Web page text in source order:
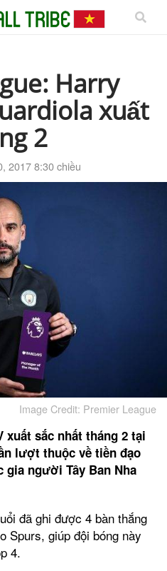
Harry
xuất
2
2017 8:30 chiều
Image Credit: Premier League
xuất sắc nhất tháng 2 tại
lượt thuộc về tiền đạo
gia người Tây Ban Nha
đã ghi được 4 bàn thắng
Spurs, giúp đội bóng này
4.